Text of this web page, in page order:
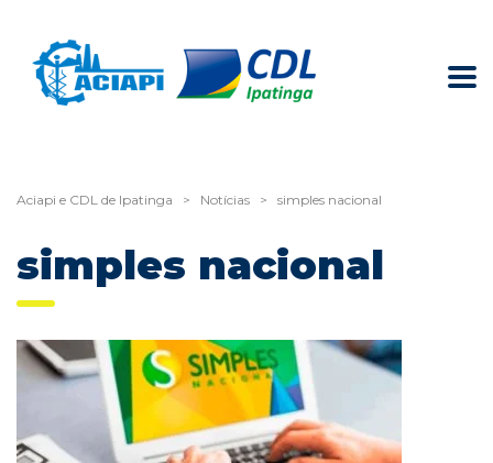
Aciapi e CDL de Ipatinga > Notícias > simples nacional
simples nacional